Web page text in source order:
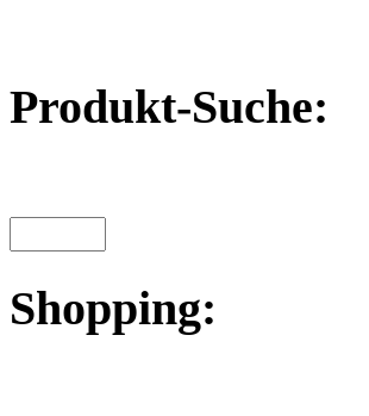
Produkt-Suche:
Shopping: